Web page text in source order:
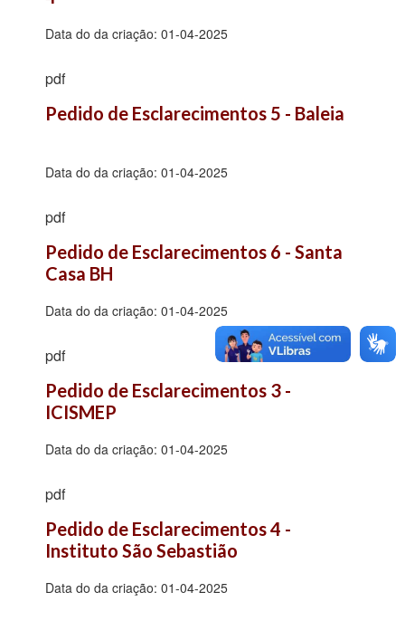
Data do da criação: 01-04-2025
pdf
Pedido de Esclarecimentos 5 - Baleia
Data do da criação: 01-04-2025
pdf
Pedido de Esclarecimentos 6 - Santa
Casa BH
Data do da criação: 01-04-2025
pdf
Pedido de Esclarecimentos 3 -
ICISMEP
Data do da criação: 01-04-2025
pdf
Pedido de Esclarecimentos 4 -
Instituto São Sebastião
Data do da criação: 01-04-2025